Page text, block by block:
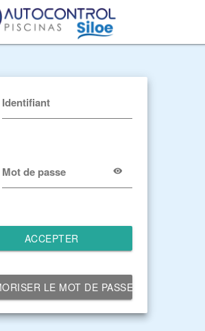
Identifiant
Mot de passe
ACCEPTER
LE MOT DE PASSE